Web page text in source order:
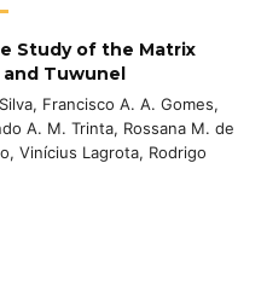
Study of the Matrix
and Tuwunel
Francisco A. A. Gomes,
A. M. Trinta, Rossana M. de
Vinícius Lagrota, Rodrigo